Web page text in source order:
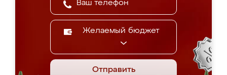
Желаемый бюджет
Отправить